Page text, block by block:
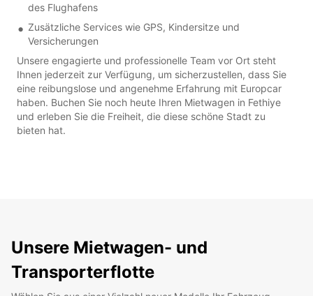
des Flughafens
Zusätzliche Services wie GPS, Kindersitze und
Versicherungen
Unsere engagierte und professionelle Team vor Ort steht
Ihnen jederzeit zur Verfügung, um sicherzustellen, dass Sie
eine reibungslose und angenehme Erfahrung mit Europcar
haben. Buchen Sie noch heute Ihren Mietwagen in Fethiye
und erleben Sie die Freiheit, die diese schöne Stadt zu
bieten hat.
Unsere Mietwagen- und
Transporterflotte